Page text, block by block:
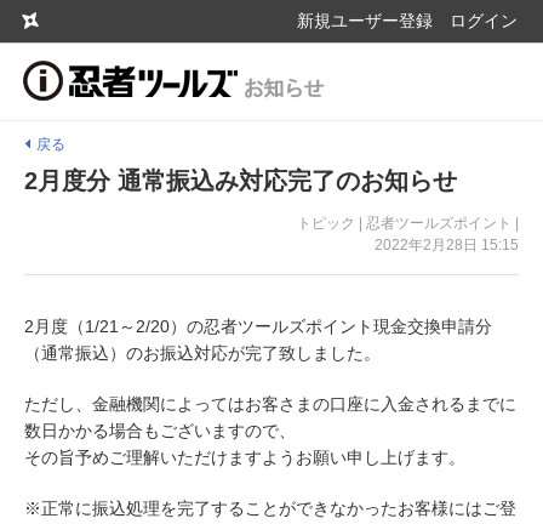
新規ユーザー登録 ログイン
戻る
2月度分 通常振込み対応完了のお知らせ
トピック | 忍者ツールズポイント |
2022年2月28日 15:15
2月度（1/21～2/20）の忍者ツールズポイント現金交換申請分
（通常振込）のお振込対応が完了致しました。
ただし、金融機関によってはお客さまの口座に入金されるまでに
数日かかる場合もございますので、
その旨予めご理解いただけますようお願い申し上げます。
※正常に振込処理を完了することができなかったお客様にはご登